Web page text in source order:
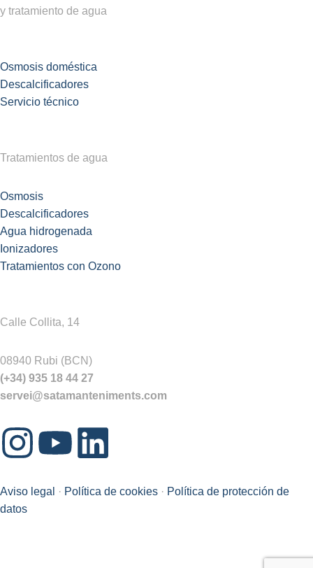
y tratamiento de agua
Osmosis doméstica
Descalcificadores
Servicio técnico
Tratamientos de agua
Osmosis
Descalcificadores
Agua hidrogenada
Ionizadores
Tratamientos con Ozono
Calle Collita, 14
08940 Rubi (BCN)
(+34) 935 18 44 27
servei@satamanteniments.com
Aviso legal · Política de cookies · Política de protección de
datos